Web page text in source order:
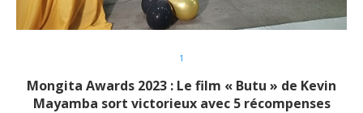
1
Mongita Awards 2023 : Le film « Butu » de Kevin
Mayamba sort victorieux avec 5 récompenses